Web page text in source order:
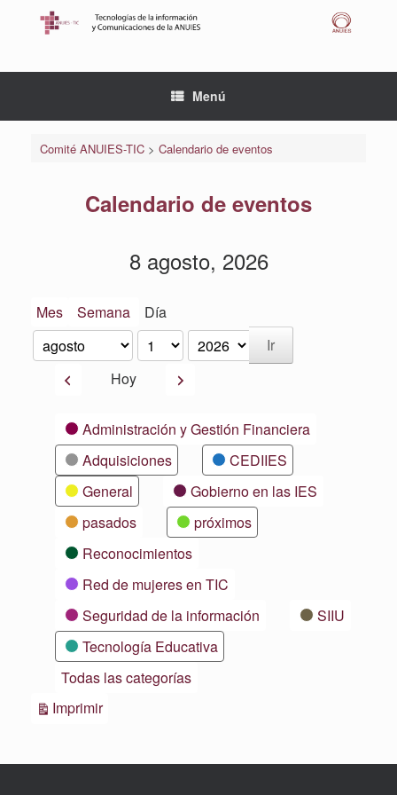
Menú
Comité ANUIES-TIC> Calendario de eventos
Calendario de eventos
8 agosto, 2026
Mes Semana Día
Mes
Día
Año
AnteriorHoy Siguiente
CategoríasAdministración y Gestión Financiera
Adquisiciones
CEDIIES
General
Gobierno en las IES
pasados
próximos
Reconocimientos
Red de mujeres en TIC
Seguridad de la información
SIIU
Tecnología Educativa
Todas las categorías
ImprimirVistas